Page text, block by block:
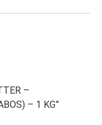
–
– 1 KG”